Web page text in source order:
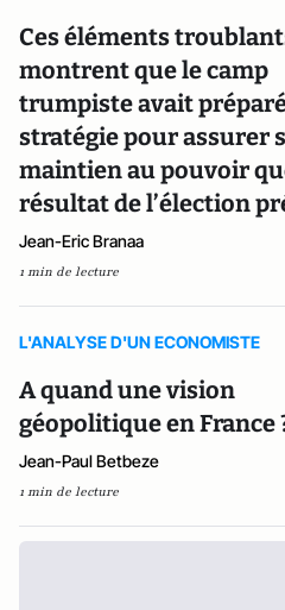
Ces éléments
montrent que le camp
trumpiste avait
stratégie pour assurer
maintien au pouvoir
résultat de l’élection
Jean-Eric Branaa
1 min de lecture
L'ANALYSE D'UN ECONOMISTE
A quand une vision
géopolitique en France
Jean-Paul Betbeze
1 min de lecture